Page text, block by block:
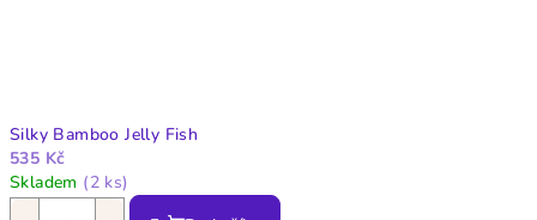
Silky Bamboo Jelly Fish
535 Kč
Skladem (2 ks)